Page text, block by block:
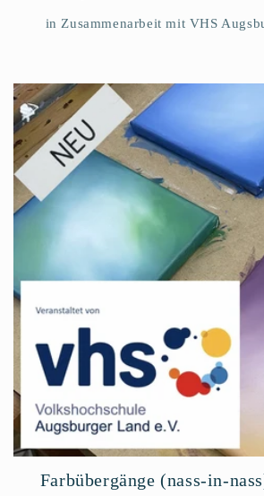
in Zusammenarbeit mit VHS
Farbübergänge (nass-in-